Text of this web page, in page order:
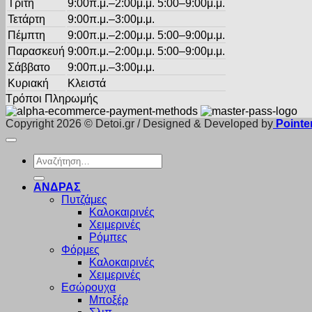
Τρίτη
9:00π.μ.–2:00μ.μ. 5:00–9:00μ.μ.
Τετάρτη
9:00π.μ.–3:00μ.μ.
Πέμπτη
9:00π.μ.–2:00μ.μ. 5:00–9:00μ.μ.
Παρασκευή 9:00π.μ.–2:00μ.μ. 5:00–9:00μ.μ.
Σάββατο
9:00π.μ.–3:00μ.μ.
Κυριακή
Κλειστά
Τρόποι Πληρωμής
Copyright 2026 © Detoi.gr / Designed & Developed by
Αναζήτηση
για:
ΑΝΔΡΑΣ
Πυτζάμες
Καλοκαιρινές
Χειμερινές
Ρόμπες
Φόρμες
Καλοκαιρινές
Χειμερινές
Εσώρουχα
Μποξέρ